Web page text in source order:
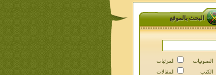
البحث بالموقع
الصوتيات
الكتب
المرئيات
المقالات